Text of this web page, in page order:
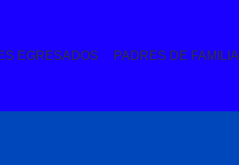
EGRESADOS PADRES DE FAMILIA